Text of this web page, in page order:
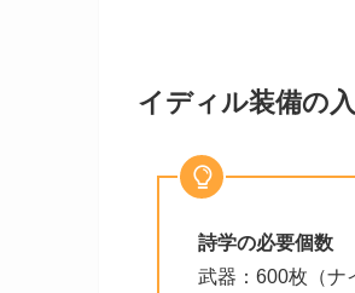
イディル装備の
詩学の必要個数
武器：600枚（ナ